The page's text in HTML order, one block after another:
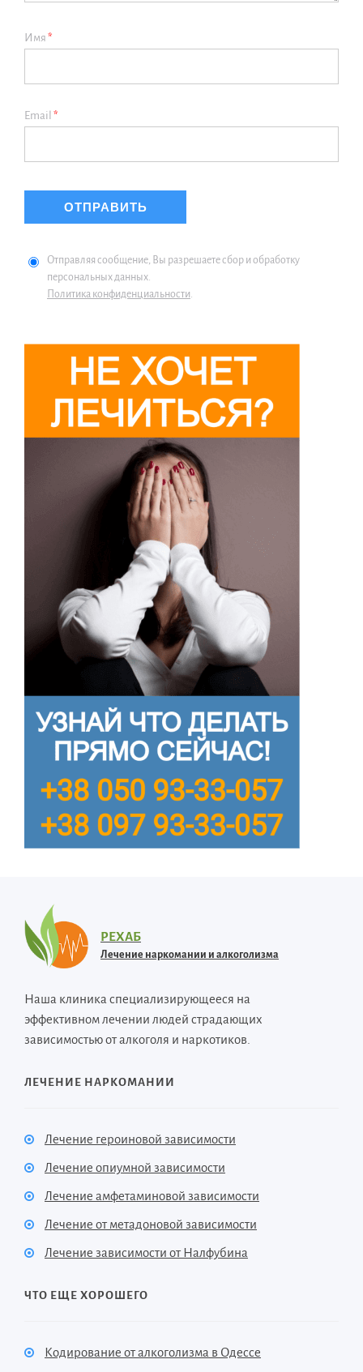
Имя *
Email *
Отправляя сообщение, Вы разрешаете сбор и обработку
персональных данных.
Политика конфиденциальности.
РЕХАБ
Лечение наркомании и алкоголизма
Наша клиника специализирующееся на
эффективном лечении людей страдающих
зависимостью от алкоголя и наркотиков.
ЛЕЧЕНИЕ НАРКОМАНИИ
Лечение героиновой зависимости
Лечение опиумной зависимости
Лечение амфетаминовой зависимости
Лечение от метадоновой зависимости
Лечение зависимости от Налфубина
ЧТО ЕЩЕ ХОРОШЕГО
Кодирование от алкоголизма в Одессе